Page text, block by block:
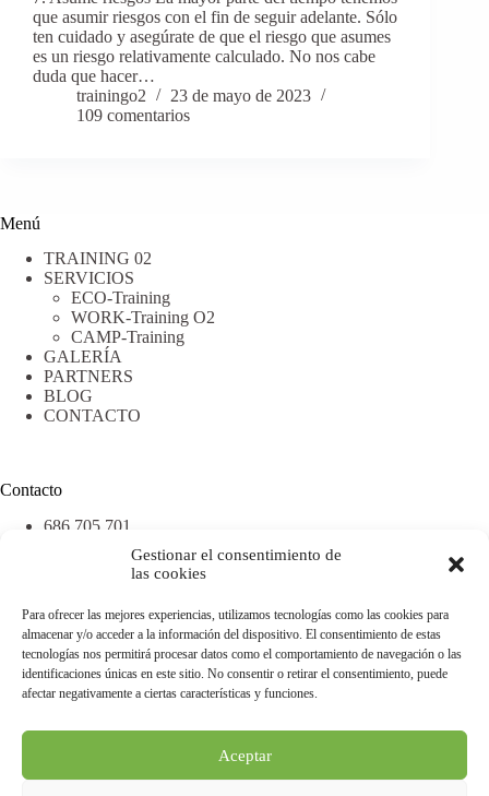
Gestionar el consentimiento de
las cookies
Para ofrecer las mejores experiencias, utilizamos tecnologías como las cookies para
almacenar y/o acceder a la información del dispositivo. El consentimiento de estas
tecnologías nos permitirá procesar datos como el comportamiento de navegación o las
identificaciones únicas en este sitio. No consentir o retirar el consentimiento, puede
afectar negativamente a ciertas características y funciones.
Aceptar
que asumir riesgos con el fin de seguir adelante. Sólo
ten cuidado y asegúrate de que el riesgo que asumes
es un riesgo relativamente calculado. No nos cabe
duda que hacer…
trainingo2
23 de mayo de 2023
109 comentarios
Menú
TRAINING 02
SERVICIOS
ECO-Training
WORK-Training O2
CAMP-Training
GALERÍA
PARTNERS
BLOG
CONTACTO
Contacto
686 705 701
info@trainingo2.com
Enlaces
Mapa Web
Declaración de Accesibilidad
Política de privacidad